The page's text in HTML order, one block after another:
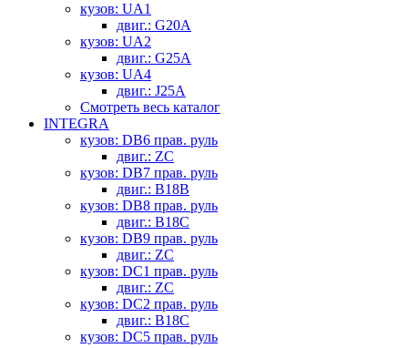
кузов: UA1
двиг.: G20A
кузов: UA2
двиг.: G25A
кузов: UA4
двиг.: J25A
Смотреть весь каталог
INTEGRA
кузов: DB6 прав. руль
двиг.: ZC
кузов: DB7 прав. руль
двиг.: B18B
кузов: DB8 прав. руль
двиг.: B18C
кузов: DB9 прав. руль
двиг.: ZC
кузов: DC1 прав. руль
двиг.: ZC
кузов: DC2 прав. руль
двиг.: B18C
кузов: DC5 прав. руль